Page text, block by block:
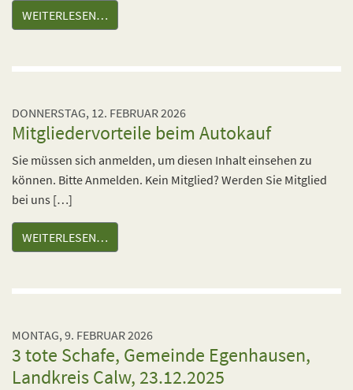
WEITERLESEN…
DONNERSTAG, 12. FEBRUAR 2026
Mitgliedervorteile beim Autokauf
Sie müssen sich anmelden, um diesen Inhalt einsehen zu
können. Bitte Anmelden. Kein Mitglied? Werden Sie Mitglied
bei uns […]
WEITERLESEN…
MONTAG, 9. FEBRUAR 2026
3 tote Schafe, Gemeinde Egenhausen,
Landkreis Calw, 23.12.2025